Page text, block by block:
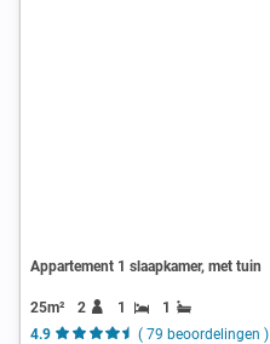
Appartement 1 slaapkamer, met tuin
25m² 2 1
1
4.9
( 79 beoordelingen )